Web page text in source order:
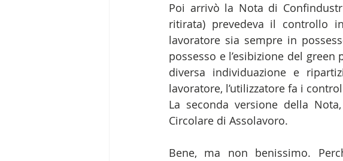
Poi arrivò la Nota di
ritirata) prevedeva il controllo
lavoratore sia sempre in
possesso e l’esibizione del
diversa individuazione e
lavoratore, l’utilizzatore fa i
La seconda versione della
Circolare di Assolavoro.
Bene, ma non benissimo.